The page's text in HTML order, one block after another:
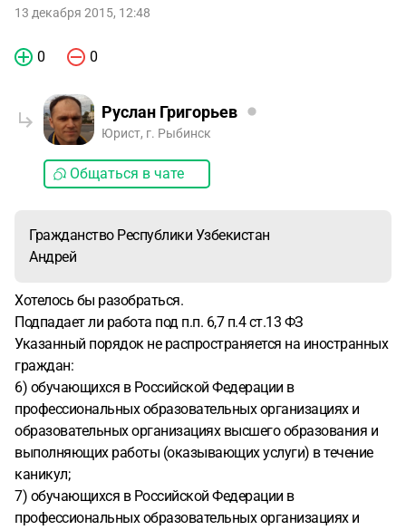
13 декабря 2015, 12:48
0 0
Руслан Григорьев
Юрист, г. Рыбинск
Общаться в чате
Гражданство Республики Узбекистан
Андрей
Хотелось бы разобраться.
Подпадает ли работа под п.п. 6,7 п.4 ст.13 ФЗ
Указанный порядок не распространяется на иностранных
граждан:
6) обучающихся в Российской Федерации в
профессиональных образовательных организациях и
образовательных организациях высшего образования и
выполняющих работы (оказывающих услуги) в течение
каникул;
7) обучающихся в Российской Федерации в
профессиональных образовательных организациях и